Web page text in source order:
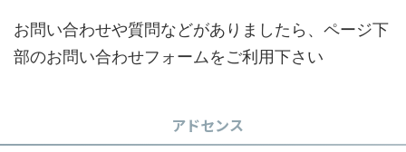
お問い合わせや質問などがありましたら、ページ下
部のお問い合わせフォームをご利用下さい
アドセンス